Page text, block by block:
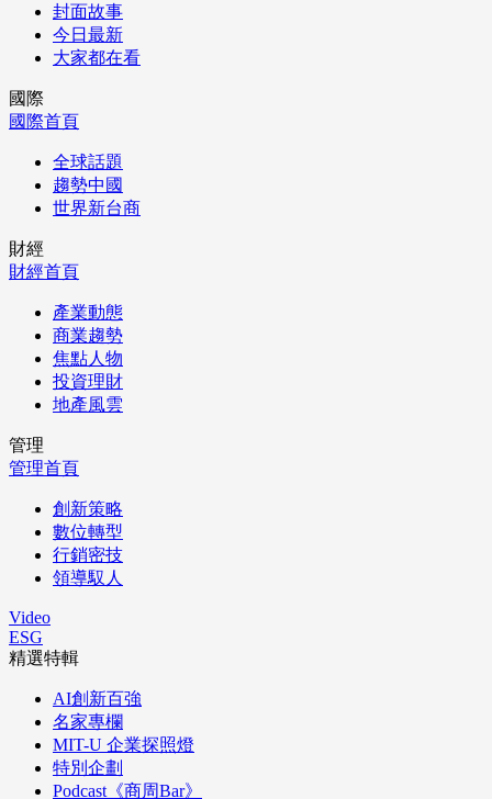
封面故事
今日最新
大家都在看
國際
國際首頁
全球話題
趨勢中國
世界新台商
財經
財經首頁
產業動態
商業趨勢
焦點人物
投資理財
地產風雲
管理
管理首頁
創新策略
數位轉型
行銷密技
領導馭人
Video
ESG
精選特輯
AI創新百強
名家專欄
MIT-U 企業探照燈
特別企劃
Podcast《商周Bar》